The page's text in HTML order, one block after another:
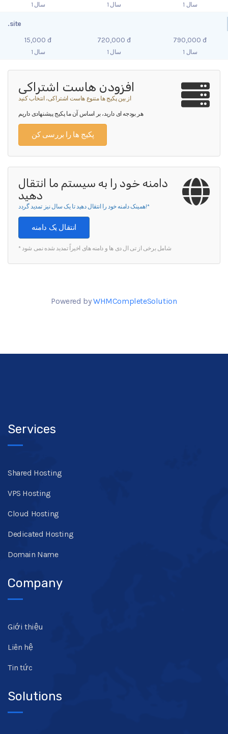
1 سال 1 سال 1 سال
.site
15,000 đ
1 سال
720,000 đ
1 سال
790,000 đ
1 سال
افزودن هاست اشتراکی
از بین پکیج ها متنوع هاست اشتراکی، انتخاب کنید
هر بودجه ای دارید، بر اساس آن ما پکیج پیشنهادی داریم
پکیج ها را بررسی کن
دامنه خود را به سیستم ما انتقال
دهید
همینک دامنه خود را انتقال دهید تا یک سال نیز تمدید گردد!*
انتقال یک دامنه
* شامل برخی از تی ال دی ها و دامنه های اخیراً تمدید شده نمی شود
Powered byWHMCompleteSolution
Services
Shared Hosting
VPS Hosting
Cloud Hosting
Dedicated Hosting
Domain Name
Company
Giới thiệu
Liên hệ
Tin tức
Solutions